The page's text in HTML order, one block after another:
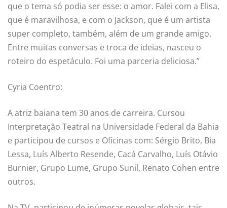
que o tema só podia ser esse: o amor. Falei com a Elisa,
que é maravilhosa, e com o Jackson, que é um artista
super completo, também, além de um grande amigo.
Entre muitas conversas e troca de ideias, nasceu o
roteiro do espetáculo. Foi uma parceria deliciosa.”
Cyria Coentro:
A atriz baiana tem 30 anos de carreira. Cursou
Interpretação Teatral na Universidade Federal da Bahia
e participou de cursos e Oficinas com: Sérgio Brito, Bia
Lessa, Luís Alberto Resende, Cacá Carvalho, Luís Otávio
Burnier, Grupo Lume, Grupo Sunil, Renato Cohen entre
outros.